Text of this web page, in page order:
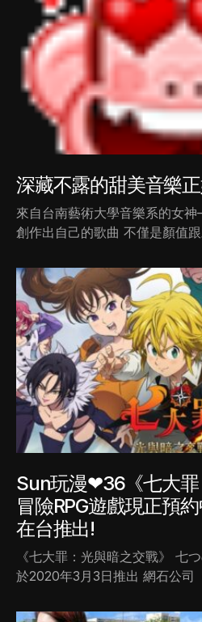
深藏不露的甜美音樂
來自台南藝術大學音樂系的女
創作出自己的歌曲 不僅是顏值
Sun玩漫❤36《七大罪
冒險RPG遊戲現正預
在台推出!
《七大罪：光與暗之交戰》 七
於2020年3月3日推出 網石公